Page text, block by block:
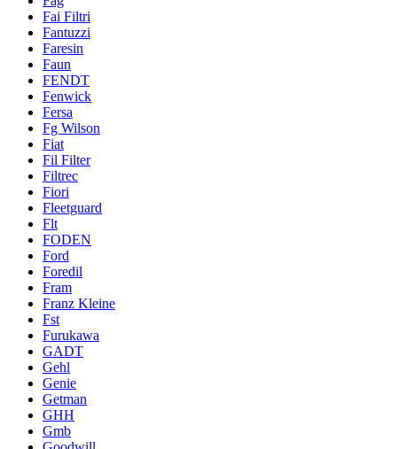
Fai Filtri
Fantuzzi
Faresin
Faun
FENDT
Fenwick
Fersa
Fg Wilson
Fiat
Fil Filter
Filtrec
Fiori
Fleetguard
Flt
FODEN
Ford
Foredil
Fram
Franz Kleine
Fst
Furukawa
GADT
Gehl
Genie
Getman
GHH
Gmb